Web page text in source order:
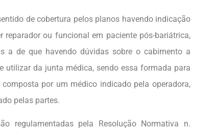
de cobertura pelos planos havendo indicação
ou funcional em paciente pós-bariátrica,
a de que havendo dúvidas sobre o cabimento a
utilizar da junta médica, sendo essa formada para
por um médico indicado pela operadora,
pelas partes.
regulamentadas pela Resolução Normativa n.